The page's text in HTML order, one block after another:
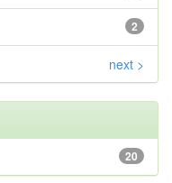
2
next >
20